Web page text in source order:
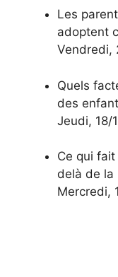
Les
adoptent
Vendredi,
Quels
des
Jeudi, 18/
Ce qui
delà de la
Mercredi,